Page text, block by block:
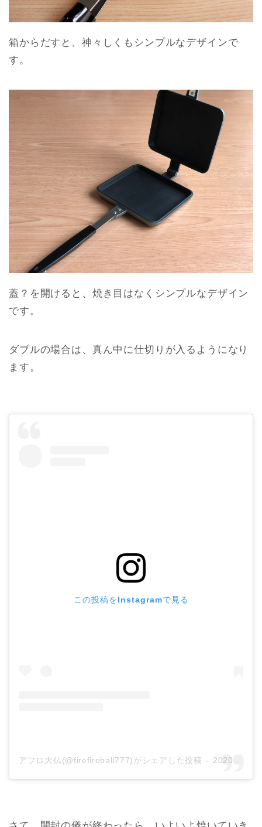
箱からだすと、神々しくもシンプルなデザインで
す。
蓋？を開けると、焼き目はなくシンプルなデザイン
です。
ダブルの場合は、真ん中に仕切りが入るようになり
ます。
この投稿をInstagramで見る
アフロ大仏(@firefireball777)がシェアした投稿 – 2020年 5月月19日午後3時18分PDT